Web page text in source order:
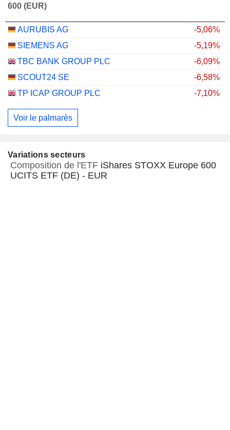
600 (EUR)
AURUBIS AG
-5,06%
SIEMENS AG
-5,19%
TBC BANK GROUP PLC
-6,09%
SCOUT24 SE
-6,58%
TP ICAP GROUP PLC
-7,10%
Voir le palmarès
Variations secteurs
Composition de l'ETF iShares STOXX Europe 600
UCITS ETF (DE) - EUR